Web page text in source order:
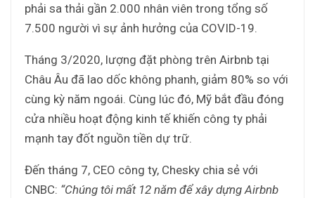
phải sa thải gần 2.000 nhân viên trong tổng số
7.500 người vì sự ảnh hưởng của COVID-19.
Tháng 3/2020, lượng đặt phòng trên Airbnb tại
Châu Âu đã lao dốc không phanh, giảm 80% so với
cùng kỳ năm ngoái. Cùng lúc đó, Mỹ bắt đầu đóng
cửa nhiều hoạt động kinh tế khiến công ty phải
mạnh tay đốt nguồn tiền dự trữ.
Đến tháng 7, CEO công ty, Chesky chia sẻ với
CNBC: “Chúng tôi mất 12 năm để xây dựng Airbnb